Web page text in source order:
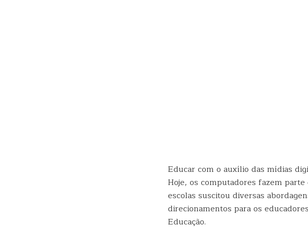
Educar com o auxílio das mídias
Hoje, os computadores fazem
escolas suscitou diversas
direcionamentos para os
Educação.